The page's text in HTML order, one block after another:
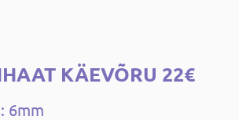
KÄEVÕRU 22€
6mm